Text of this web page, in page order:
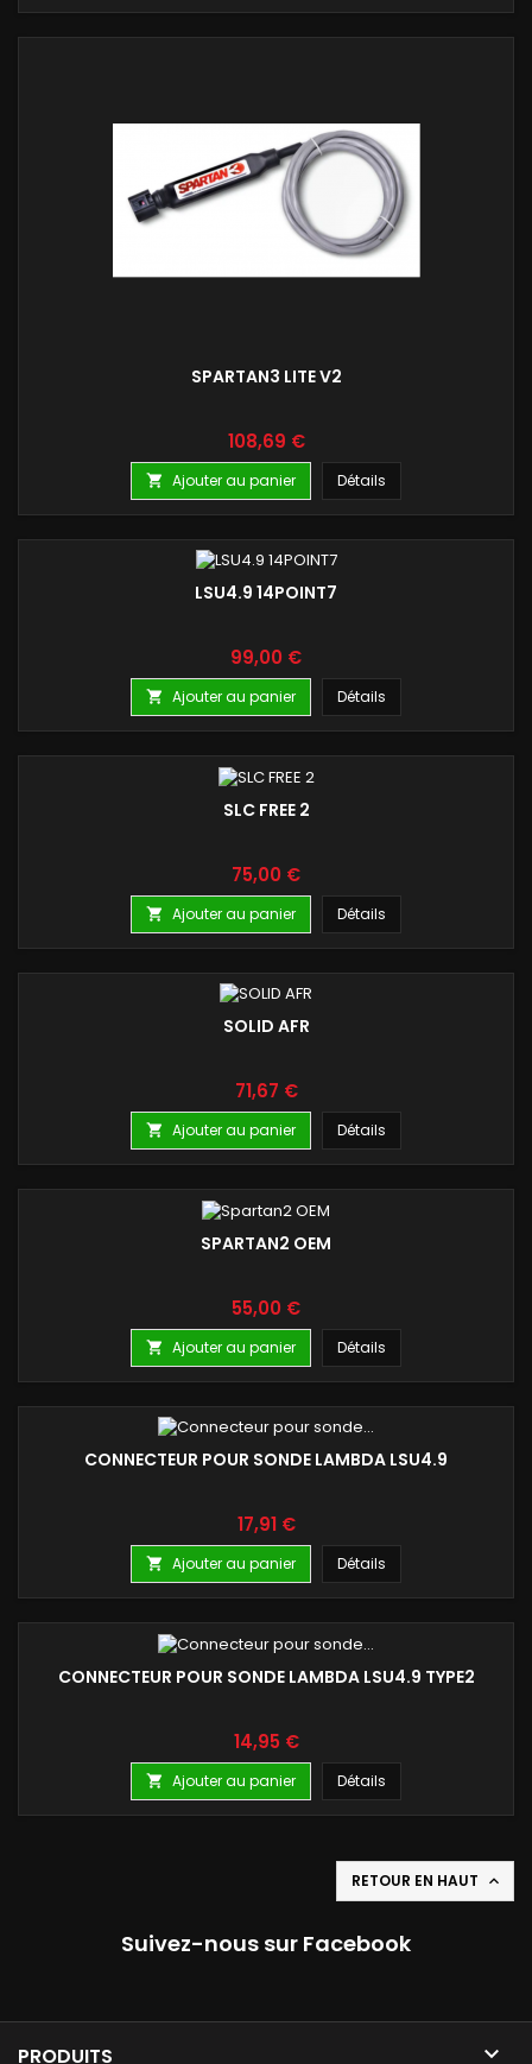
SPARTAN3 LITE V2
Prix
108,69 €
 Ajouter au panier Détails
LSU4.9 14POINT7
Prix
99,00 €
 Ajouter au panier Détails
SLC FREE 2
Prix
75,00 €
 Ajouter au panier Détails
SOLID AFR
Prix
71,67 €
 Ajouter au panier Détails
SPARTAN2 OEM
Prix
55,00 €
 Ajouter au panier Détails
CONNECTEUR POUR SONDE LAMBDA LSU4.9
Prix
17,91 €
 Ajouter au panier Détails
CONNECTEUR POUR SONDE LAMBDA LSU4.9 TYPE2
Prix
14,95 €
 Ajouter au panier Détails
RETOUR EN HAUT 
Suivez-nous sur Facebook
PRODUITS 